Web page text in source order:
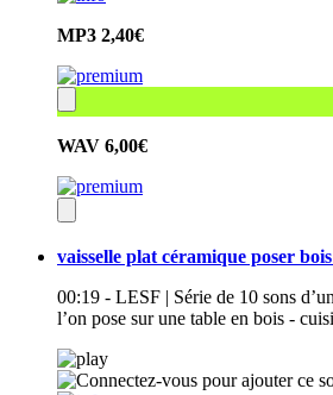
MP3 2,40€
WAV 6,00€
vaisselle plat céramique poser
00:19 - LESF | Série de 10 sons
l’on pose sur une table en bois -